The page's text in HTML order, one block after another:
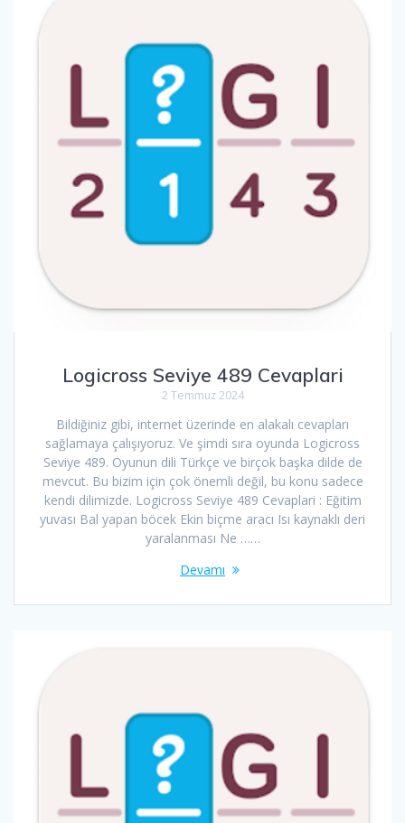
Logicross Seviye 489 Cevaplari
2 Temmuz 2024
Bildiğiniz gibi, internet üzerinde en alakalı cevapları
sağlamaya çalışıyoruz. Ve şimdi sıra oyunda Logicross
Seviye 489. Oyunun dili Türkçe ve birçok başka dilde de
mevcut. Bu bizim için çok önemli değil, bu konu sadece
kendi dilimizde. Logicross Seviye 489 Cevaplari : Eğitim
yuvası Bal yapan böcek Ekin biçme aracı Isı kaynaklı deri
yaralanması Ne ……
Devamı